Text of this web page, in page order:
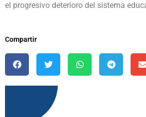
el progresivo deterioro del sistema
Compartir